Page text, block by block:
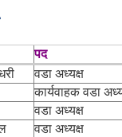
पद
वडा अध्यक्ष
कार्यवाहक वडा
वडा अध्यक्ष
वडा अध्यक्ष